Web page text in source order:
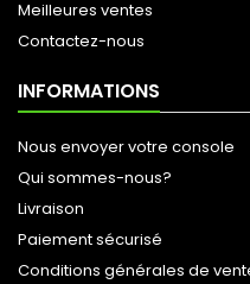
Meilleures ventes
Contactez-nous
INFORMATIONS
Nous envoyer votre console
Qui sommes-nous?
Livraison
Paiement sécurisé
Conditions générales de